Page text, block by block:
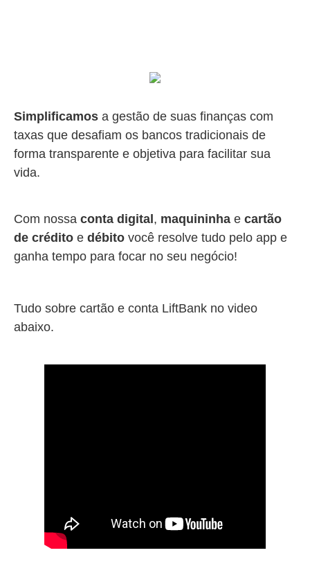
Simplificamos a gestão de suas finanças com
taxas que desafiam os bancos tradicionais de
forma transparente e objetiva para facilitar sua
vida.
Com nossa conta digital, maquininha e cartão
de crédito e débito você resolve tudo pelo app e
ganha tempo para focar no seu negócio!
Tudo sobre cartão e conta LiftBank no video
abaixo.